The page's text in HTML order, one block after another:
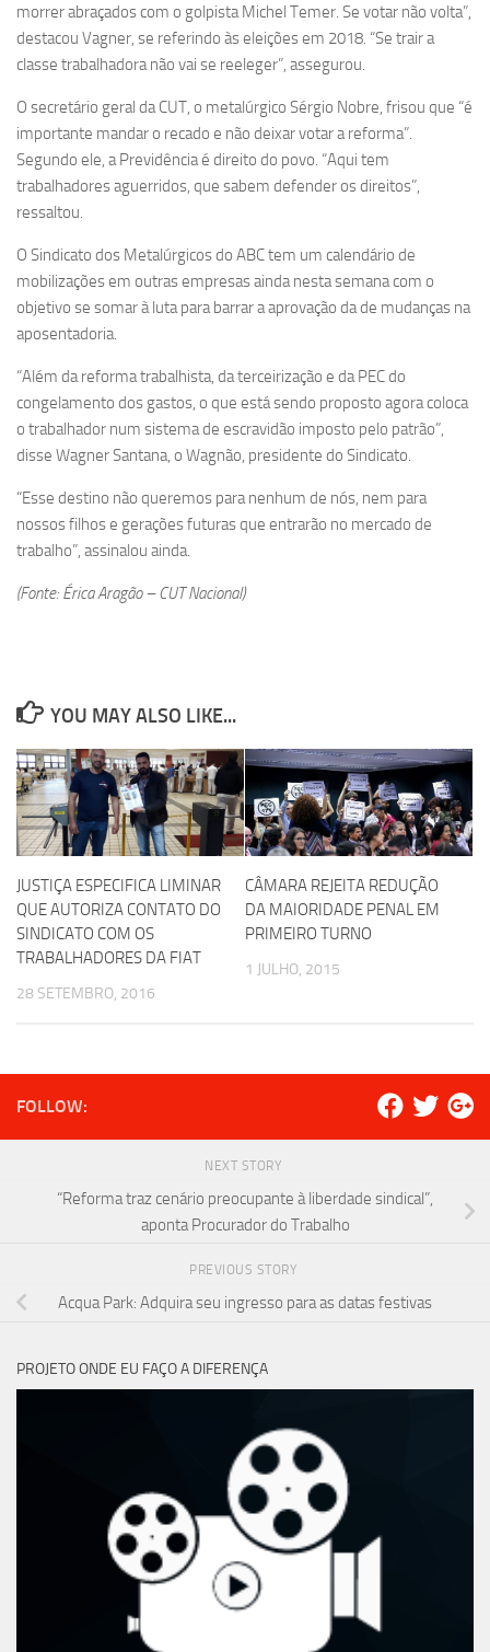
morrer abraçados com o golpista Michel Temer. Se votar não volta”,
destacou Vagner, se referindo às eleições em 2018. “Se trair a
classe trabalhadora não vai se reeleger”, assegurou.
O secretário geral da CUT, o metalúrgico Sérgio Nobre, frisou que “é
importante mandar o recado e não deixar votar a reforma”.
Segundo ele, a Previdência é direito do povo. “Aqui tem
trabalhadores aguerridos, que sabem defender os direitos”,
ressaltou.
O Sindicato dos Metalúrgicos do ABC tem um calendário de
mobilizações em outras empresas ainda nesta semana com o
objetivo se somar à luta para barrar a aprovação da de mudanças na
aposentadoria.
“Além da reforma trabalhista, da terceirização e da PEC do
congelamento dos gastos, o que está sendo proposto agora coloca
o trabalhador num sistema de escravidão imposto pelo patrão”,
disse Wagner Santana, o Wagnão, presidente do Sindicato.
“Esse destino não queremos para nenhum de nós, nem para
nossos filhos e gerações futuras que entrarão no mercado de
trabalho”, assinalou ainda.
(Fonte: Érica Aragão – CUT Nacional)
YOU MAY ALSO LIKE...
JUSTIÇA ESPECIFICA LIMINAR
QUE AUTORIZA CONTATO DO
SINDICATO COM OS
TRABALHADORES DA FIAT
28 SETEMBRO, 2016
CÂMARA REJEITA REDUÇÃO
DA MAIORIDADE PENAL EM
PRIMEIRO TURNO
1 JULHO, 2015
FOLLOW:
NEXT STORY
“Reforma traz cenário preocupante à liberdade sindical”,
aponta Procurador do Trabalho
PREVIOUS STORY
Acqua Park: Adquira seu ingresso para as datas festivas
PROJETO ONDE EU FAÇO A DIFERENÇA